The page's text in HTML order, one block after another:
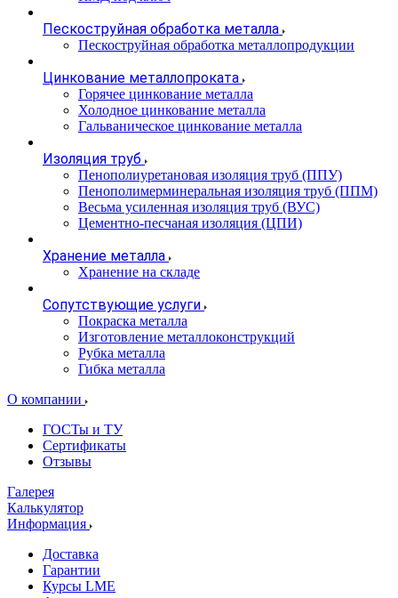
Пескоструйная обработка металла
Пескоструйная обработка металлопродукции
Цинкование металлопроката
Горячее цинкование металла
Холодное цинкование металла
Гальваническое цинкование металла
Изоляция труб
Пенополиуретановая изоляция труб (ППУ)
Пенополимерминеральная изоляция труб (ППМ)
Весьма усиленная изоляция труб (ВУС)
Цементно-песчаная изоляция (ЦПИ)
Хранение металла
Хранение на складе
Сопутствующие услуги
Покраска металла
Изготовление металлоконструкций
Рубка металла
Гибка металла
О компании
ГОСТы и ТУ
Сертификаты
Отзывы
Галерея
Калькулятор
Информация
Доставка
Гарантии
Курсы LME